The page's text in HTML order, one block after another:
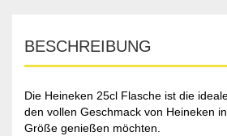
BESCHREIBUNG
Die Heineken 25cl Flasche ist die
den vollen Geschmack von Heineken
Größe genießen möchten.